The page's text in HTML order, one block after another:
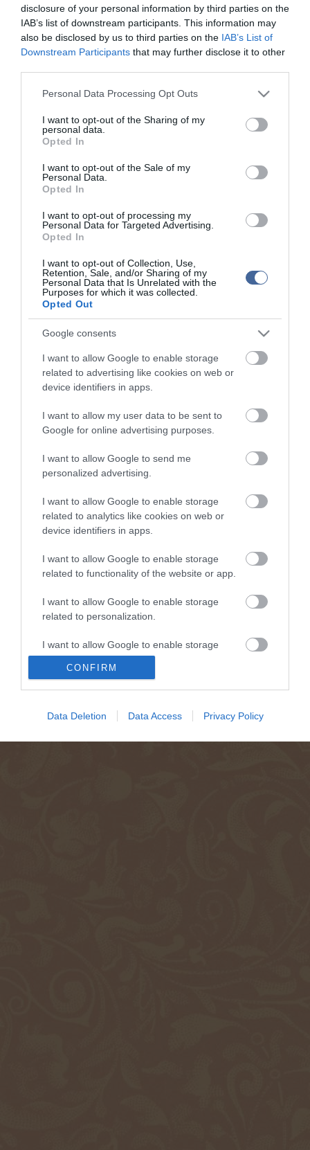
disclosure of your personal information by third parties on the
IAB’s list of downstream participants. This information may
also be disclosed by us to third parties on the IAB’s List of
Downstream Participants that may further disclose it to other
Please note that this website/app uses one or more Google
not limited to your visit or usage behaviour. You may click to
grant or deny consent to Google and its third-party tags to
use your data for below specified purposes in below Google
consent section.
Personal Data Processing Opt Outs
I want to opt-out of the Sharing of my
personal data.
Opted In
I want to opt-out of the Sale of my
Personal Data.
Opted In
I want to opt-out of processing my
Personal Data for Targeted Advertising.
Opted In
I want to opt-out of Collection, Use,
Retention, Sale, and/or Sharing of my
Personal Data that Is Unrelated with the
Purposes for which it was collected.
Opted Out
Google consents
I want to allow Google to enable storage
related to advertising like cookies on web or
device identifiers in apps.
I want to allow my user data to be sent to
Google for online advertising purposes.
I want to allow Google to send me
personalized advertising.
I want to allow Google to enable storage
related to analytics like cookies on web or
device identifiers in apps.
I want to allow Google to enable storage
related to functionality of the website or app.
I want to allow Google to enable storage
related to personalization.
I want to allow Google to enable storage
related to security, including authentication
functionality and fraud prevention, and other
user protection.
CONFIRM
Data Deletion Data Access Privacy Policy
•Médiaajánlat és hirdetési akciók•Impresszum• Adatvédelmi